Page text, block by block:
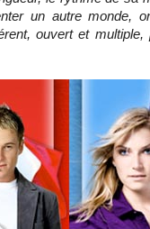
un autre monde,
ouvert et